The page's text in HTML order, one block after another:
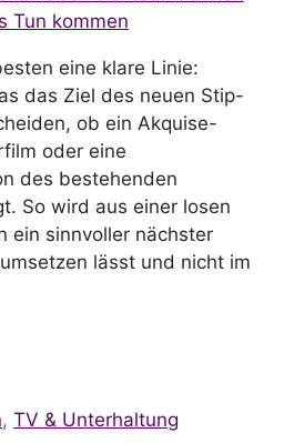
eine klare Linie:
das Ziel des neuen Stip-
ob ein Akquise-
oder eine
des bestehenden
So wird aus einer losen
ein sinnvoller nächster
lässt und nicht im
,TV & Unterhaltung